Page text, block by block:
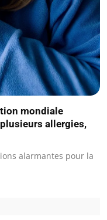
mondiale
allergies,
alarmantes pour la